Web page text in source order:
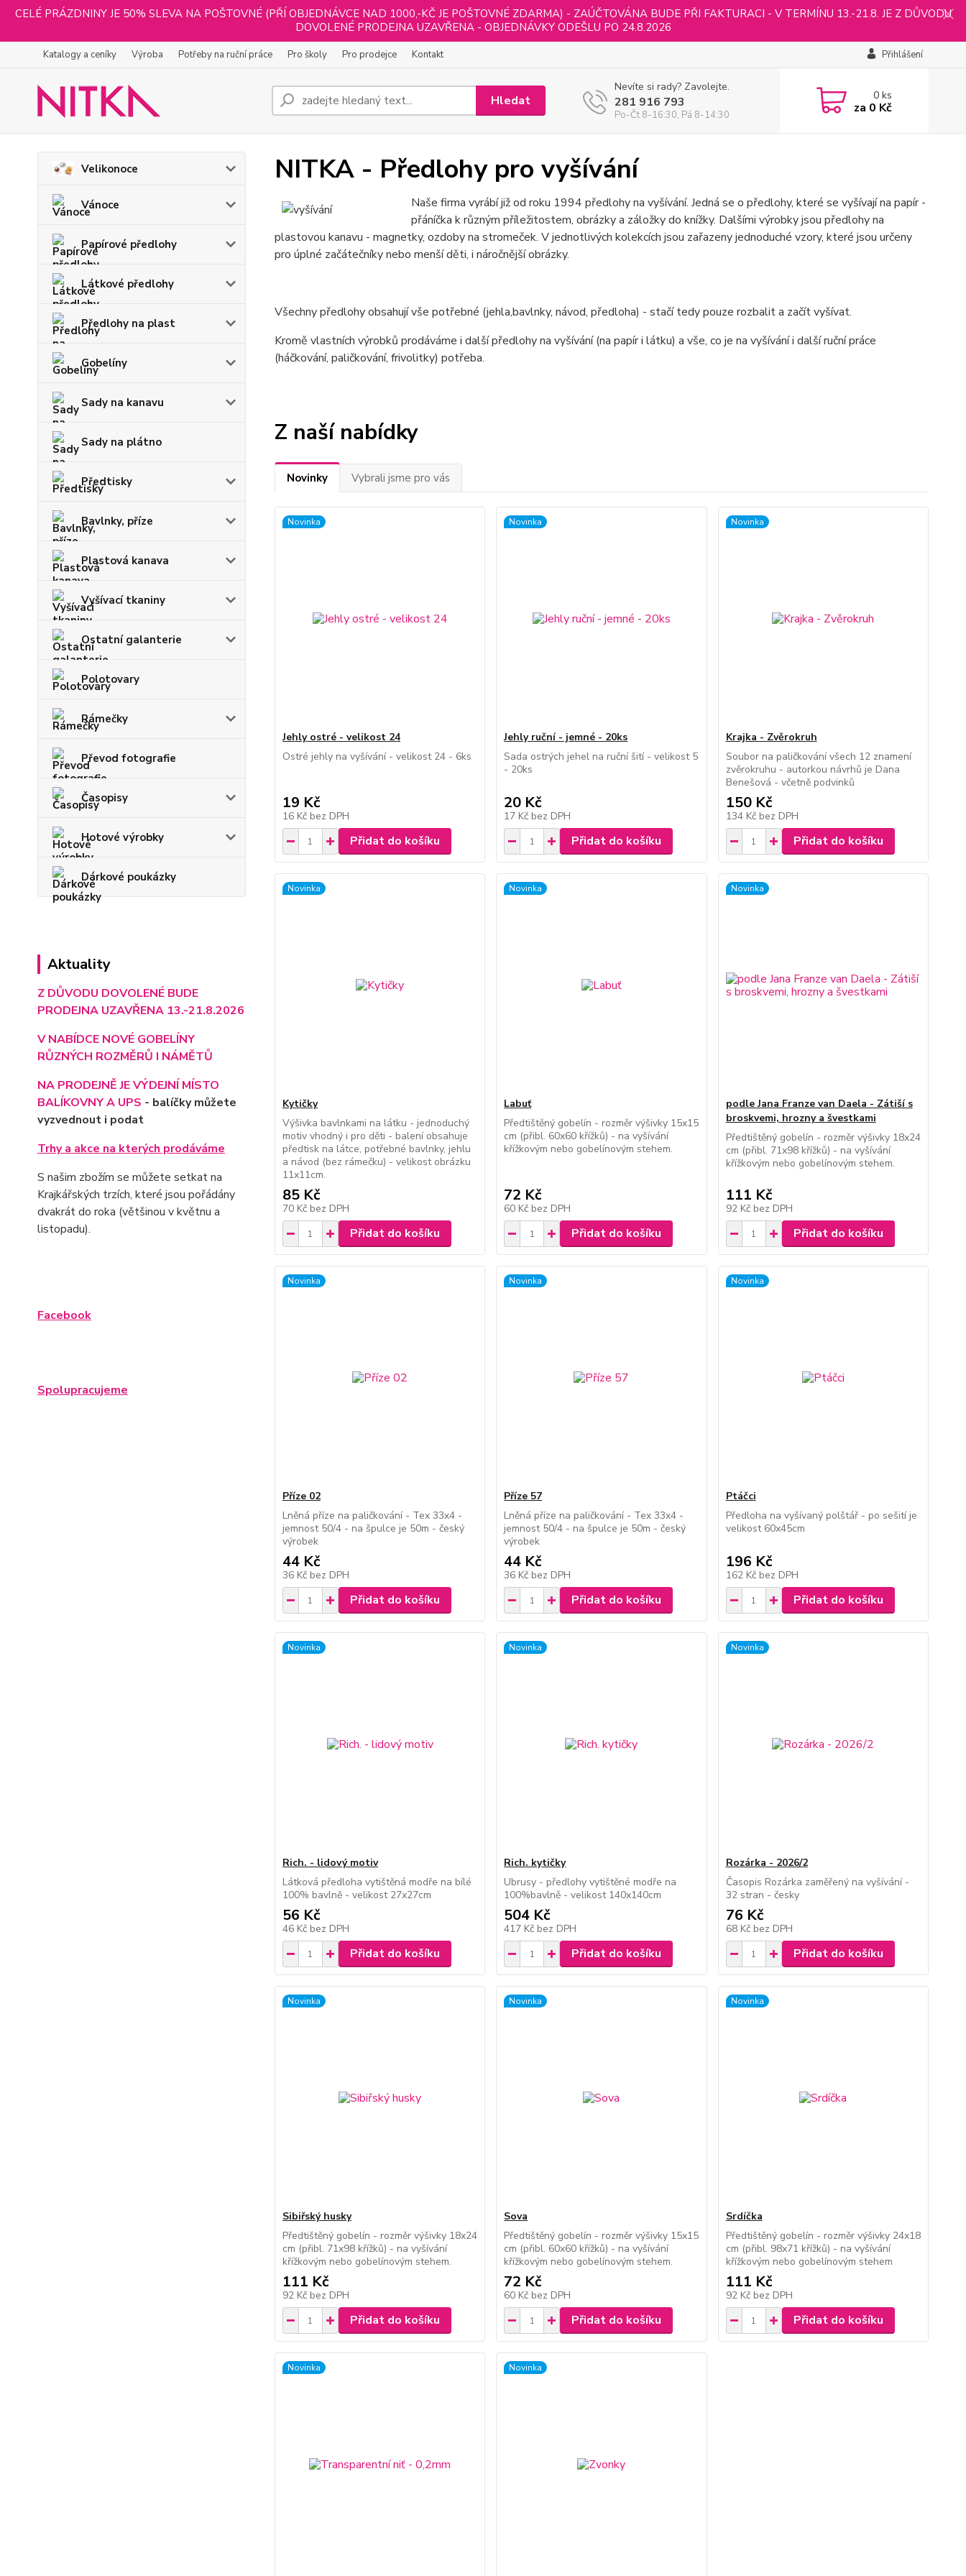
CELÉ PRÁZDNINY JE 50% SLEVA NA POŠTOVNÉ (PŘÍ OBJEDNÁVCE NAD 1000,-KČ JE POŠTOVNÉ ZDARMA) - ZAÚČTOVÁNA BUDE PŘI FAKTURACI - V TERMÍNU 13.-21.8. JE Z DŮVODU
DOVOLENÉ PRODEJNA UZAVŘENA - OBJEDNÁVKY ODEŠLU PO 24.8.2026
Katalogy a ceníky Výroba Potřeby na ruční práce Pro školy Pro prodejce Kontakt Přihlášení
Hledat
Nevíte si rady? Zavolejte.
281 916 793
Po-Čt 8-16:30, Pá 8-14:30
0ks
za 0 Kč
Velikonoce
Vánoce
Papírové předlohy
Látkové předlohy
Předlohy na plast
Gobelíny
Sady na kanavu
Sady na plátno
Předtisky
Bavlnky, příze
Plastová kanava
Vyšívací tkaniny
Ostatní galanterie
Polotovary
Rámečky
Převod fotografie
Časopisy
Hotové výrobky
Dárkové poukázky
Aktuality
Z DŮVODU DOVOLENÉ BUDE
PRODEJNA UZAVŘENA 13.-21.8.2026
V NABÍDCE NOVÉ GOBELÍNY
RŮZNÝCH ROZMĚRŮ I NÁMĚTŮ
NA PRODEJNĚ JE VÝDEJNÍ MÍSTO
BALÍKOVNY A UPS - balíčky můžete
vyzvednout i podat
Trhy a akce na kterých prodáváme
S našim zbožím se můžete setkat na
Krajkářských trzích, které jsou pořádány
dvakrát do roka (většinou v květnu a
listopadu).
Facebook
Spolupracujeme
NITKA - Předlohy pro vyšívání
Naše firma vyrábí již od roku 1994 předlohy na vyšívání. Jedná se o předlohy, které se vyšívají na papír -
přáníčka k různým příležitostem, obrázky a záložky do knížky. Dalšími výrobky jsou předlohy na
plastovou kanavu - magnetky, ozdoby na stromeček. V jednotlivých kolekcích jsou zařazeny jednoduché vzory, které jsou určeny
pro úplné začátečníky nebo menší děti, i náročnější obrázky.
Všechny předlohy obsahují vše potřebné (jehla,bavlnky, návod, předloha) - stačí tedy pouze rozbalit a začít vyšívat.
Kromě vlastních výrobků prodáváme i další předlohy na vyšívání (na papír i látku) a vše, co je na vyšívání i další ruční práce
(háčkování, paličkování, frivolitky) potřeba.
Z naší nabídky
Novinky Vybrali jsme pro vás
Novinka
Jehly ostré - velikost 24
Ostré jehly na vyšívání - velikost 24 - 6ks
19 Kč
16 Kč bez DPH
Přidat do košíku
Novinka
Jehly ruční - jemné - 20ks
Sada ostrých jehel na ruční šití - velikost 5
- 20ks
20 Kč
17 Kč bez DPH
Přidat do košíku
Novinka
Krajka - Zvěrokruh
Soubor na paličkování všech 12 znamení
zvěrokruhu - autorkou návrhů je Dana
Benešová - včetně podvinků
150 Kč
134 Kč bez DPH
Přidat do košíku
Novinka
Kytičky
Výšivka bavlnkami na látku - jednoduchý
motiv vhodný i pro děti - balení obsahuje
předtisk na látce, potřebné bavlnky, jehlu
a návod (bez rámečku) - velikost obrázku
11x11cm.
85 Kč
70 Kč bez DPH
Přidat do košíku
Novinka
Labuť
Předtištěný gobelín - rozměr výšivky 15x15
cm (přibl. 60x60 křížků) - na vyšívání
křížkovým nebo gobelínovým stehem.
72 Kč
60 Kč bez DPH
Přidat do košíku
Novinka
podle Jana Franze van Daela - Zátiší s
broskvemi, hrozny a švestkami
Předtištěný gobelín - rozměr výšivky 18x24
cm (přibl. 71x98 křížků) - na vyšívání
křížkovým nebo gobelínovým stehem.
111 Kč
92 Kč bez DPH
Přidat do košíku
Novinka
Příze 02
Lněná příze na paličkování - Tex 33x4 -
jemnost 50/4 - na špulce je 50m - český
výrobek
44 Kč
36 Kč bez DPH
Přidat do košíku
Novinka
Příze 57
Lněná příze na paličkování - Tex 33x4 -
jemnost 50/4 - na špulce je 50m - český
výrobek
44 Kč
36 Kč bez DPH
Přidat do košíku
Novinka
Ptáčci
Předloha na vyšívaný polštář - po sešití je
velikost 60x45cm
196 Kč
162 Kč bez DPH
Přidat do košíku
Novinka
Rich. - lidový motiv
Látková předloha vytištěná modře na bílé
100% bavlně - velikost 27x27cm
56 Kč
46 Kč bez DPH
Přidat do košíku
Novinka
Rich. kytičky
Ubrusy - předlohy vytištěné modře na
100%bavlně - velikost 140x140cm
504 Kč
417 Kč bez DPH
Přidat do košíku
Novinka
Rozárka - 2026/2
Časopis Rozárka zaměřený na vyšívání -
32 stran - česky
76 Kč
68 Kč bez DPH
Přidat do košíku
Novinka
Sibiřský husky
Předtištěný gobelín - rozměr výšivky 18x24
cm (přibl. 71x98 křížků) - na vyšívání
křížkovým nebo gobelínovým stehem.
111 Kč
92 Kč bez DPH
Přidat do košíku
Novinka
Sova
Předtištěný gobelín - rozměr výšivky 15x15
cm (přibl. 60x60 křížků) - na vyšívání
křížkovým nebo gobelínovým stehem.
72 Kč
60 Kč bez DPH
Přidat do košíku
Novinka
Srdíčka
Předtištěný gobelín - rozměr výšivky 24x18
cm (přibl. 98x71 křížků) - na vyšívání
křížkovým nebo gobelínovým stehem
111 Kč
92 Kč bez DPH
Přidat do košíku
Novinka Novinka